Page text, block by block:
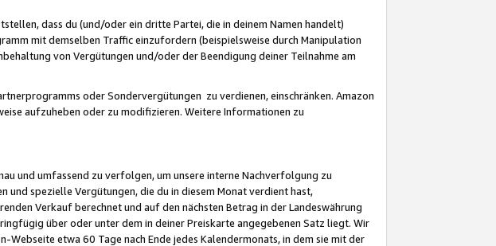
dass du (und/oder ein dritte Partei, die in deinem Namen handelt)
mit demselben Traffic einzufordern (beispielsweise durch Manipulation
von Vergütungen und/oder der Beendigung deiner Teilnahme am
oder Sondervergütungen zu verdienen, einschränken. Amazon
aufzuheben oder zu modifizieren. Weitere Informationen zu
und umfassend zu verfolgen, um unsere interne Nachverfolgung zu
und spezielle Vergütungen, die du in diesem Monat verdient hast,
Verkauf berechnet und auf den nächsten Betrag in der Landeswährung
über oder unter dem in deiner Preiskarte angegebenen Satz liegt. Wir
etwa 60 Tage nach Ende jedes Kalendermonats, in dem sie mit der